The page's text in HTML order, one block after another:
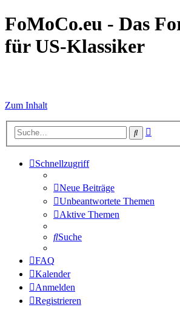
FoMoCo.eu - Das
für US-Klassiker
Zum Inhalt
Suche
Schnellzugriff
Neue Beiträge
Unbeantwortete Themen
Aktive Themen
Suche
FAQ
Kalender
Anmelden
Registrieren